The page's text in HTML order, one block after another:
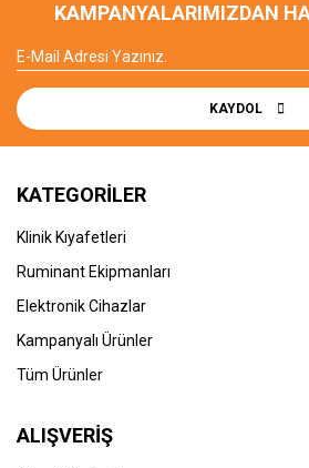
KAMPANYALARIMIZDAN
KAYDOL
KATEGORİLER
Klinik Kıyafetleri
Ruminant Ekipmanları
Elektronik Cihazlar
Kampanyalı Ürünler
Tüm Ürünler
ALIŞVERİŞ